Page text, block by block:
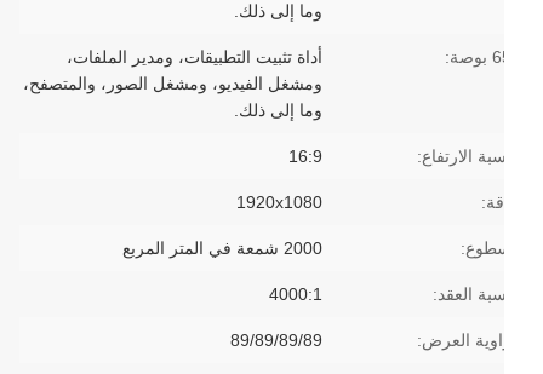
وما إلى ذلك.
أداة تثبيت التطبيقات، ومدير الملفات،
ومشغل الفيديو، ومشغل الصور، والمتصفح،
وما إلى ذلك.
الارتفاع:
1920x1080
2000 شمعة في المتر المربع
العقد: 4000:1
العرض: 89/89/89/89